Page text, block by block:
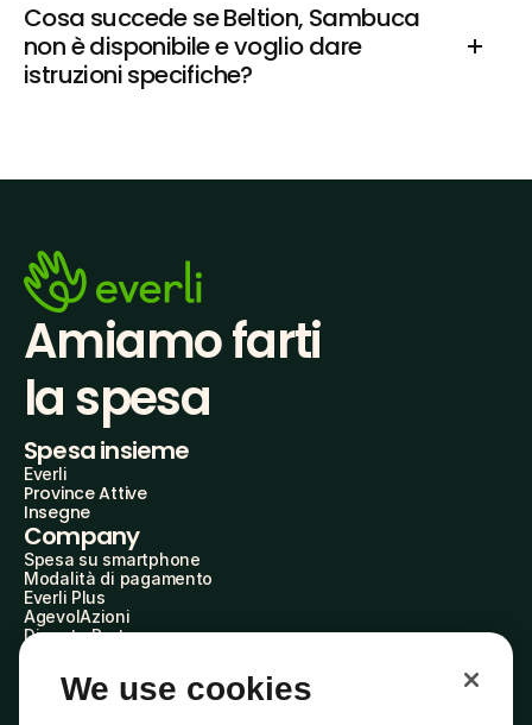
Cosa succede se Beltion, Sambuca
non è disponibile e voglio dare
istruzioni specifiche?
Amiamo farti
la spesa
Spesa insieme
Everli
Province Attive
Insegne
Company
Spesa su smartphone
Modalità di pagamento
Everli Plus
AgevolAzioni
Diventa Partner
Everli Shoppers
About Us
We use cookies